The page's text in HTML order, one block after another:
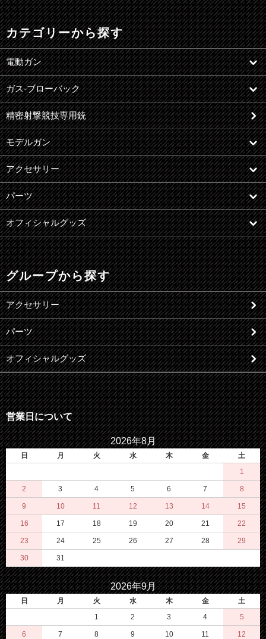
カテゴリーから探す
電動ガン
ガス-ブローバック
精密射撃競技専用銃
モデルガン
アクセサリー
パーツ
オフィシャルグッズ
グループから探す
アクセサリー
パーツ
オフィシャルグッズ
営業日について
2026年8月
日 月 火 水 木 金
土
1
2 3 4 5 6 7 8
9 10 11 12 13 14 15
16 17 18 19 20 21 22
23 24 25 26 27 28 29
30 31
2026年9月
日 月 火 水 木 金
土
1
2 3 4 5
6 7 8 9 10 11 12